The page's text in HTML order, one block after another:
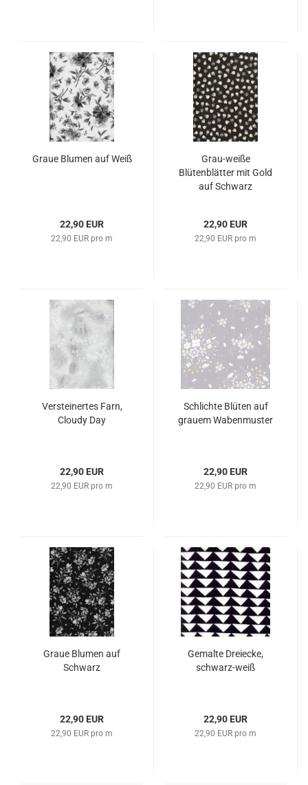
Graue Blumen auf Weiß
22,90 EUR
22,90 EUR pro m
Grau-weiße
Blütenblätter mit Gold
auf Schwarz
22,90 EUR
22,90 EUR pro m
Versteinertes Farn,
Cloudy Day
22,90 EUR
22,90 EUR pro m
Schlichte Blüten auf
grauem Wabenmuster
22,90 EUR
22,90 EUR pro m
Graue Blumen auf
Schwarz
22,90 EUR
22,90 EUR pro m
Gemalte Dreiecke,
schwarz-weiß
22,90 EUR
22,90 EUR pro m